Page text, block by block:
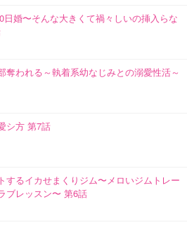
日婚〜そんな大きくて禍々しいの挿入らな
奪われる～執着系幼なじみとの溺愛性活～
シ方 第7話
するイカせまくりジム〜メロいジムトレー
ブレッスン〜 第6話